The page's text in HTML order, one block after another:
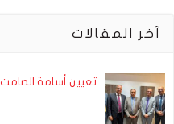
آخر المقالات
تعيين أسامة